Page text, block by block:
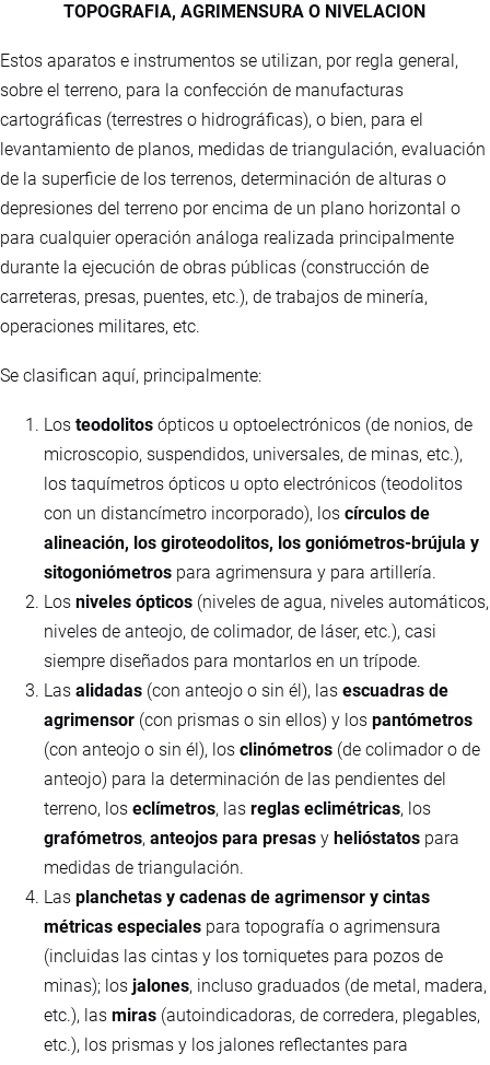
TOPOGRAFIA, AGRIMENSURA O NIVELACION
Estos aparatos e instrumentos se utilizan, por regla general,
sobre el terreno, para la confección de manufacturas
cartográficas (terrestres o hidrográficas), o bien, para el
levantamiento de planos, medidas de triangulación, evaluación
de la superficie de los terrenos, determinación de alturas o
depresiones del terreno por encima de un plano horizontal o
para cualquier operación análoga realizada principalmente
durante la ejecución de obras públicas (construcción de
carreteras, presas, puentes, etc.), de trabajos de minería,
operaciones militares, etc.
Se clasifican aquí, principalmente:
Los teodolitos ópticos u optoelectrónicos (de nonios, de
microscopio, suspendidos, universales, de minas, etc.),
los taquímetros ópticos u opto electrónicos (teodolitos
con un distancímetro incorporado), los círculos de
alineación, los giroteodolitos, los goniómetros-brújula y
sitogoniómetros para agrimensura y para artillería.
Los niveles ópticos (niveles de agua, niveles automáticos,
niveles de anteojo, de colimador, de láser, etc.), casi
siempre diseñados para montarlos en un trípode.
Las alidadas (con anteojo o sin él), las escuadras de
agrimensor (con prismas o sin ellos) y los pantómetros
(con anteojo o sin él), los clinómetros (de colimador o de
anteojo) para la determinación de las pendientes del
terreno, los eclímetros, las reglas eclimétricas, los
grafómetros, anteojos para presas y helióstatos para
medidas de triangulación.
Las planchetas y cadenas de agrimensor y cintas
métricas especiales para topografía o agrimensura
(incluidas las cintas y los torniquetes para pozos de
minas); los jalones, incluso graduados (de metal, madera,
etc.), las miras (autoindicadoras, de corredera, plegables,
etc.), los prismas y los jalones reflectantes para